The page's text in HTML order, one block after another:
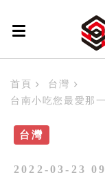
首頁
台灣
台南小吃您最愛那
台灣
2022-03-23